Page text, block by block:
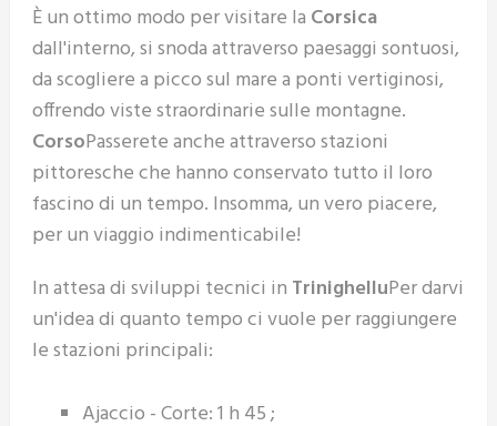
È un ottimo modo per visitare la Corsica
dall'interno, si snoda attraverso paesaggi sontuosi,
da scogliere a picco sul mare a ponti vertiginosi,
offrendo viste straordinarie sulle montagne.
CorsoPasserete anche attraverso stazioni
pittoresche che hanno conservato tutto il loro
fascino di un tempo. Insomma, un vero piacere,
per un viaggio indimenticabile!
In attesa di sviluppi tecnici in TrinighelluPer darvi
un'idea di quanto tempo ci vuole per raggiungere
le stazioni principali:
Ajaccio - Corte: 1 h 45 ;